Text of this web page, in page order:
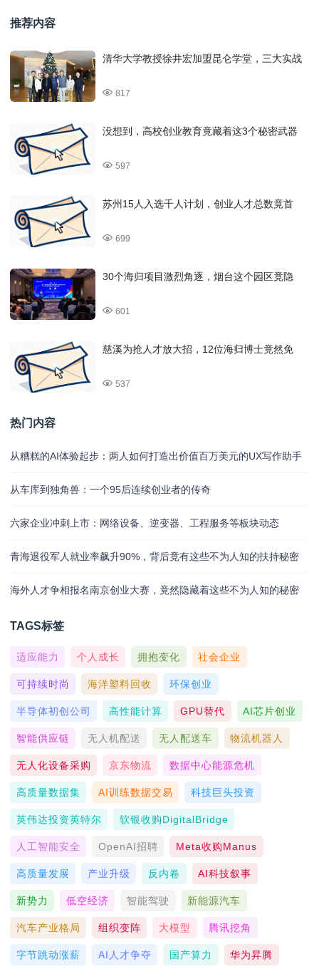
推荐内容
清华大学教授徐井宏加盟昆仑学堂，三大实战
817
没想到，高校创业教育竟藏着这3个秘密武器
597
苏州15人入选千人计划，创业人才总数竟首
699
30个海归项目激烈角逐，烟台这个园区竟隐
601
慈溪为抢人才放大招，12位海归博士竟然免
537
热门内容
从糟糕的AI体验起步：两人如何打造出价值百万美元的UX写作助手
从车库到独角兽：一个95后连续创业者的传奇
六家企业冲刺上市：网络设备、逆变器、工程服务等板块动态
青海退役军人就业率飙升90%，背后竟有这些不为人知的扶持秘密
海外人才争相报名南京创业大赛，竟然隐藏着这些不为人知的秘密
TAGS标签
适应能力 个人成长 拥抱变化 社会企业
可持续时尚 海洋塑料回收 环保创业
半导体初创公司 高性能计算 GPU替代 AI芯片创业
智能供应链 无人机配送 无人配送车 物流机器人
无人化设备采购 京东物流 数据中心能源危机
高质量数据集 AI训练数据交易 科技巨头投资
英伟达投资英特尔 软银收购DigitalBridge
人工智能安全 OpenAI招聘 Meta收购Manus
高质量发展 产业升级 反内卷 AI科技叙事
新势力 低空经济 智能驾驶 新能源汽车
汽车产业格局 组织变阵 大模型 腾讯挖角
字节跳动涨薪 AI人才争夺 国产算力 华为昇腾